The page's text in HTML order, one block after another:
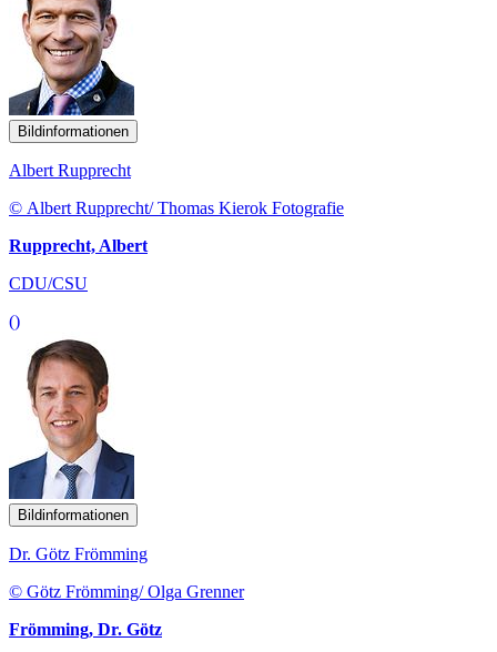
Bildinformationen
Albert Rupprecht
© Albert Rupprecht/ Thomas Kierok Fotografie
Rupprecht, Albert
CDU/CSU
()
Bildinformationen
Dr. Götz Frömming
© Götz Frömming/ Olga Grenner
Frömming, Dr. Götz